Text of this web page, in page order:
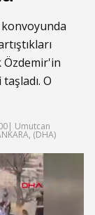
konvoyunda
Özdemir'in
O
| Umutcan
(DHA)